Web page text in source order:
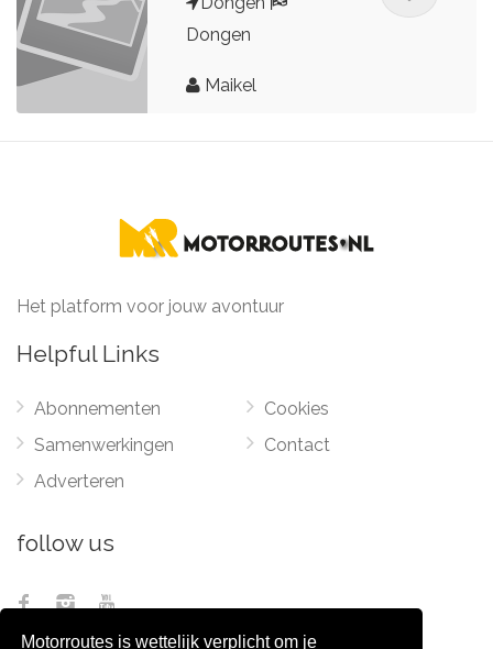
Motorroutes is wettelijk verplicht om je
Dongen
Maikel
Het platform voor jouw avontuur
Helpful Links
Abonnementen
Samenwerkingen
Adverteren
Cookies
Contact
follow us